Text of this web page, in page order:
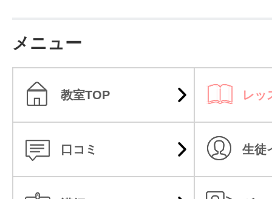
メニュー
教室TOP レッ
口コミ 生徒